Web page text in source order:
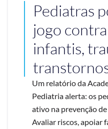
Pediatras
jogo
infantis,
Um relatório da
Pediatria alerta: os
ativo na prevenção
Avaliar riscos, apoiar